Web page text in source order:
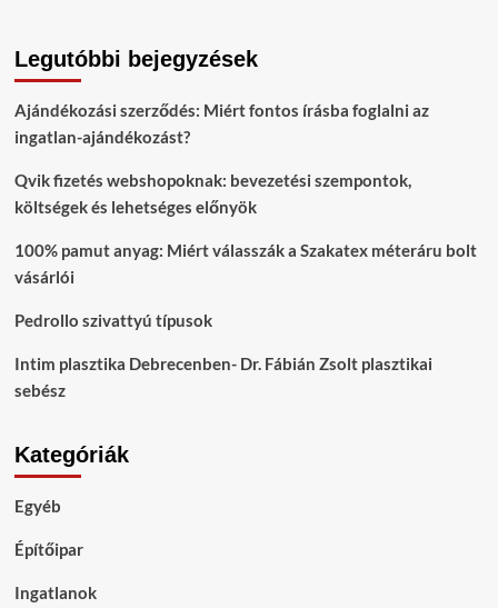
Legutóbbi bejegyzések
Ajándékozási szerződés: Miért fontos írásba foglalni az
ingatlan-ajándékozást?
Qvik fizetés webshopoknak: bevezetési szempontok,
költségek és lehetséges előnyök
100% pamut anyag: Miért válasszák a Szakatex méteráru bolt
vásárlói
Pedrollo szivattyú típusok
Intim plasztika Debrecenben- Dr. Fábián Zsolt plasztikai
sebész
Kategóriák
Egyéb
Építőipar
Ingatlanok